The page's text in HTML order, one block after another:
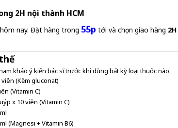
2H nội thành HCM
hôm nay. Đặt hàng trong 55p tới và chọn giao hàng 2H
khảo ý kiến bác sĩ trước khi dùng bất kỳ loại thuốc nào.
(Kẽm gluconat)
(Vitamin C)
x 10 viên (Vitamin C)
(Magnesi + Vitamin B6)